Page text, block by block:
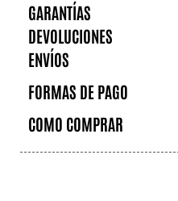
GARANTÍAS
DEVOLUCIONES
ENVÍOS
FORMAS DE PAGO
COMO COMPRAR